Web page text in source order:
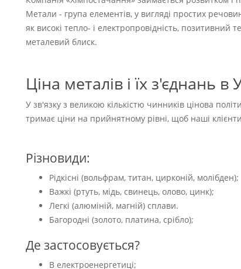
Метали - група елементів, у вигляді простих
як високі тепло- і електропровідність, позитивний
металевий блиск.
Ціна металів і їх з'єднань в
У зв'язку з великою кількістю чинників цінова
тримає ціни на прийнятному рівні, щоб наші
Різновиди:
Рідкісні (вольфрам, титан, цирконій, молібден);
Важкі (ртуть, мідь, свинець, олово, цинк);
Легкі (алюміній, магній) сплави.
Багородні (золото, платина, срібло);
Де застосовується?
В електроенергетиці;